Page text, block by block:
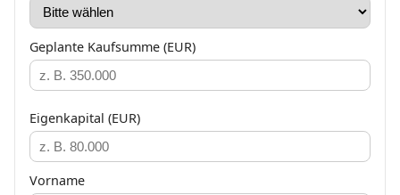
Geplante Kaufsumme (EUR)
Eigenkapital (EUR)
Vorname